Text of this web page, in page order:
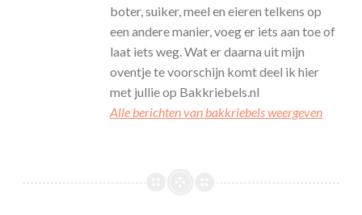
boter, suiker, meel en eieren telkens op
een andere manier, voeg er iets aan toe of
laat iets weg. Wat er daarna uit mijn
oventje te voorschijn komt deel ik hier
met jullie op Bakkriebels.nl
Alle berichten van bakkriebels weergeven